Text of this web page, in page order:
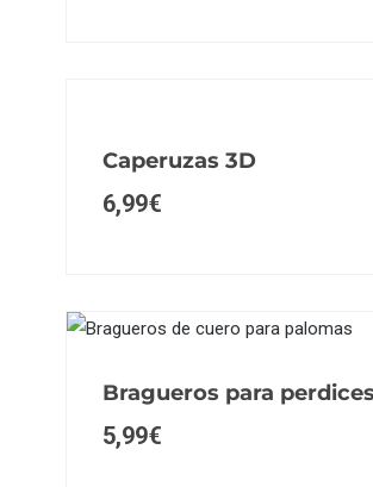
Caperuzas 3D
6,99€
Bragueros para perdices
5,99€